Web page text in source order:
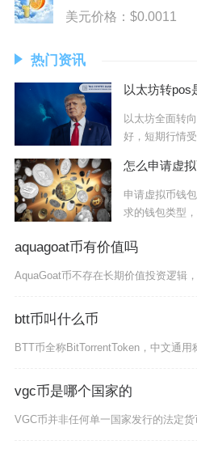
美元价格：$0.0011
热门资讯
以太坊转pos
以太坊全面转
好，短期行情
怎么申请虚
申请虚拟币钱
求的钱包类型
aquagoat币有价值吗
btt币叫什么币
vgc币是哪个国家的